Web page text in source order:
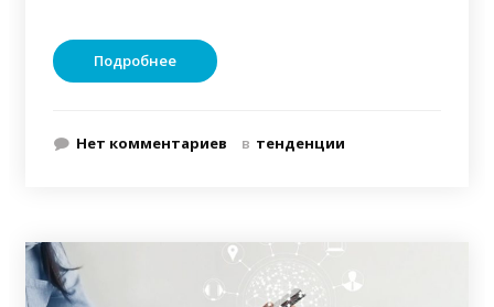
Подробнее
Нет комментариев в тенденции